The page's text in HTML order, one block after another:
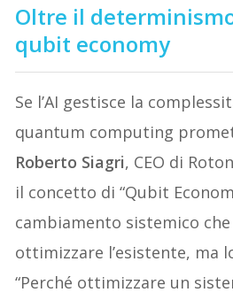
Oltre il
qubit economy
Se l’AI gestisce la
quantum computing
Roberto Siagri, CEO di
il concetto di “Qubit
cambiamento sistemico
ottimizzare l’esistente, ma
“Perché ottimizzare un